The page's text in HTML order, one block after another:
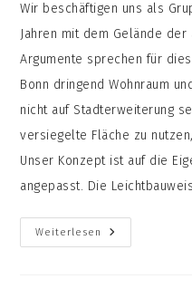
Wir beschäftigen uns als
Jahren mit dem Gelände
Argumente sprechen für
Bonn dringend Wohnraum
nicht auf Stadterweiterung
versiegelte Fläche zu
Unser Konzept ist auf die
angepasst. Die
Weiterlesen
Warum
Wollt